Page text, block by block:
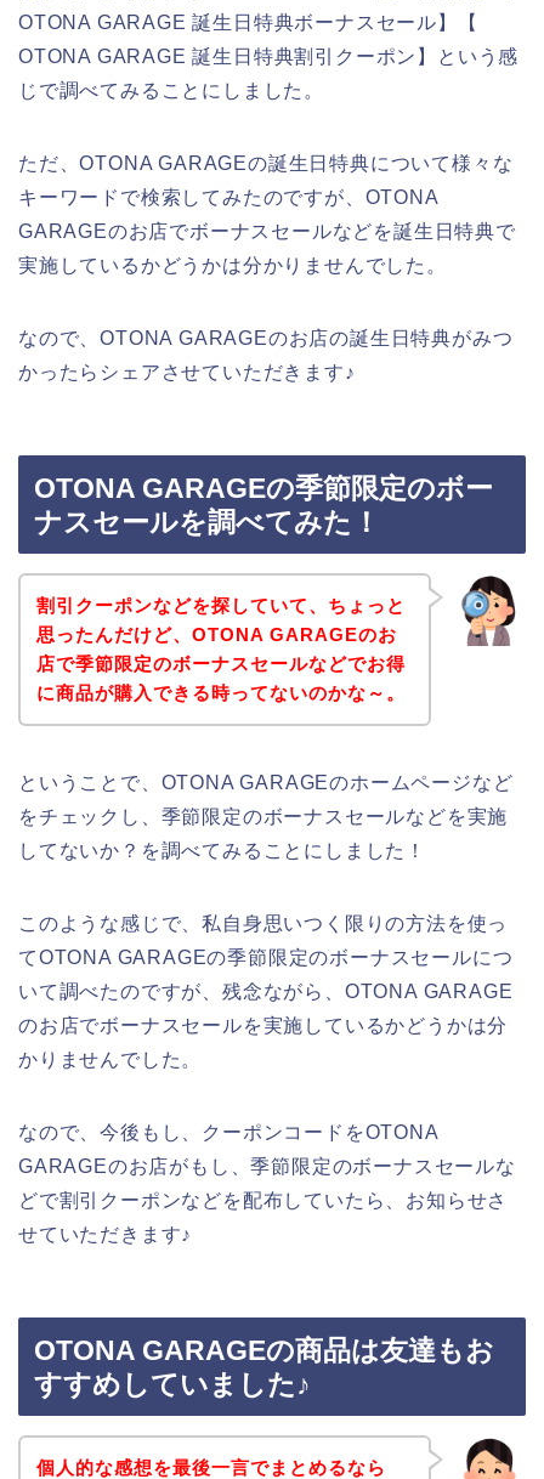
OTONA GARAGE 誕生日特典ボーナスセール】【
OTONA GARAGE 誕生日特典割引クーポン】という感
じで調べてみることにしました。
ただ、OTONA GARAGEの誕生日特典について様々な
キーワードで検索してみたのですが、OTONA
GARAGEのお店でボーナスセールなどを誕生日特典で
実施しているかどうかは分かりませんでした。
なので、OTONA GARAGEのお店の誕生日特典がみつ
かったらシェアさせていただきます♪
OTONA GARAGEの季節限定のボー
ナスセールを調べてみた！
割引クーポンなどを探していて、ちょっと
思ったんだけど、OTONA GARAGEのお
店で季節限定のボーナスセールなどでお得
に商品が購入できる時ってないのかな～。
ということで、OTONA GARAGEのホームページなど
をチェックし、季節限定のボーナスセールなどを実施
してないか？を調べてみることにしました！
このような感じで、私自身思いつく限りの方法を使っ
てOTONA GARAGEの季節限定のボーナスセールにつ
いて調べたのですが、残念ながら、OTONA GARAGE
のお店でボーナスセールを実施しているかどうかは分
かりませんでした。
なので、今後もし、クーポンコードをOTONA
GARAGEのお店がもし、季節限定のボーナスセールな
どで割引クーポンなどを配布していたら、お知らせさ
せていただきます♪
OTONA GARAGEの商品は友達もお
すすめしていました♪
個人的な感想を最後一言でまとめるなら